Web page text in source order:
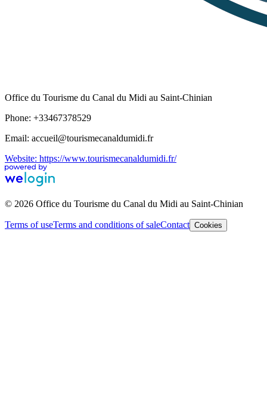
Office du Tourisme du Canal du Midi au Saint-Chinian
Phone: +33467378529
Email: accueil@tourismecanaldumidi.fr
Website: https://www.tourismecanaldumidi.fr/
© 2026 Office du Tourisme du Canal du Midi au Saint-Chinian
Terms of useTerms and conditions of saleContact Cookies